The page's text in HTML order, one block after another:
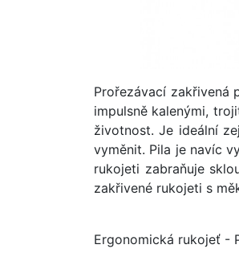
Prořezávací zakřivená
impulsně kalenými,
životnost. Je ideální
vyměnit. Pila je navíc
rukojeti zabraňuje
zakřivené rukojeti s
Ergonomická rukojeť -